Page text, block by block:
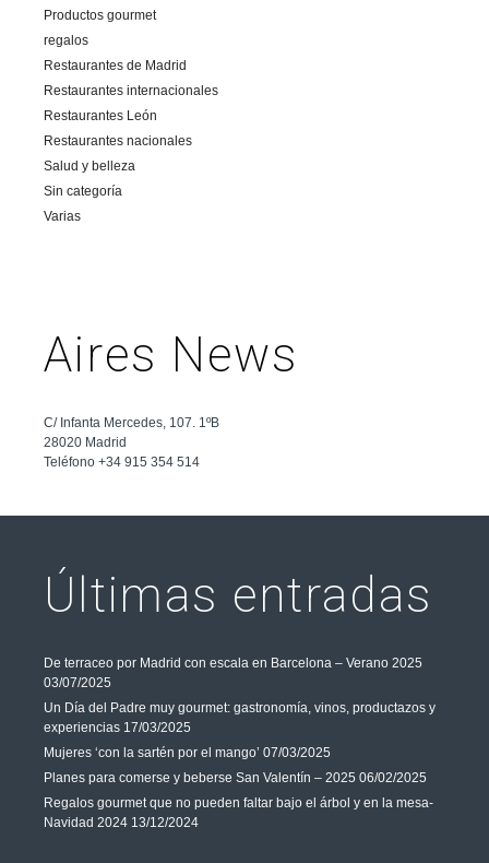
Productos gourmet
regalos
Restaurantes de Madrid
Restaurantes internacionales
Restaurantes León
Restaurantes nacionales
Salud y belleza
Sin categoría
Varias
Aires News
C/ Infanta Mercedes, 107. 1ºB
28020 Madrid
Teléfono +34 915 354 514
Últimas entradas
De terraceo por Madrid con escala en Barcelona – Verano 2025
03/07/2025
Un Día del Padre muy gourmet: gastronomía, vinos, productazos y
experiencias 17/03/2025
Mujeres ‘con la sartén por el mango’ 07/03/2025
Planes para comerse y beberse San Valentín – 2025 06/02/2025
Regalos gourmet que no pueden faltar bajo el árbol y en la mesa-
Navidad 2024 13/12/2024